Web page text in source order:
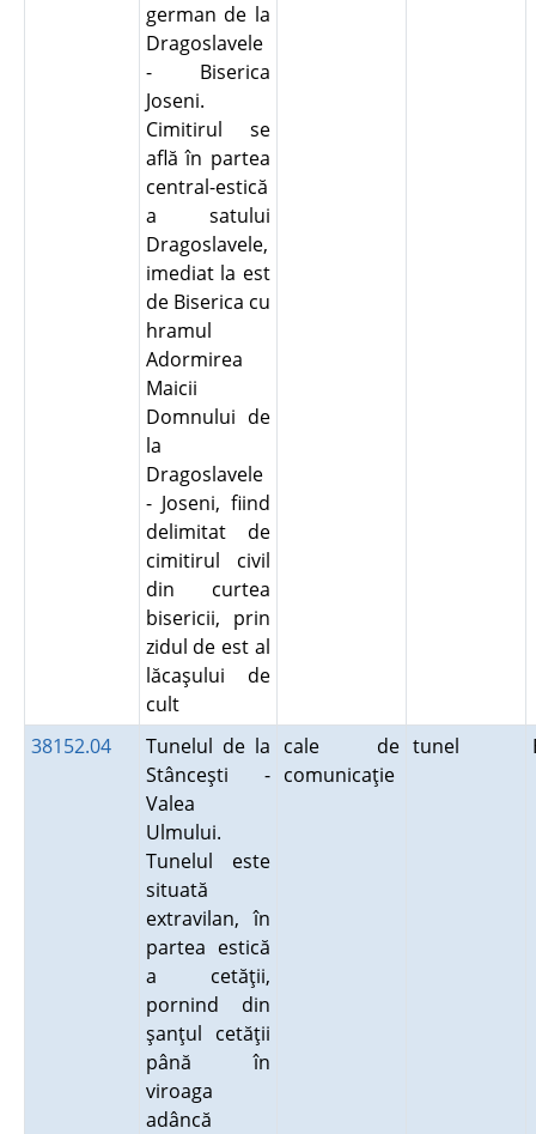
german de la
Dragoslavele
- Biserica
Joseni.
Cimitirul se
află în partea
central-estică
a satului
Dragoslavele,
imediat la est
de Biserica cu
hramul
Adormirea
Maicii
Domnului de
la
Dragoslavele
- Joseni, fiind
delimitat de
cimitirul civil
din curtea
bisericii, prin
zidul de est al
lăcaşului de
cult
38152.04
Tunelul de la
Stânceşti -
Valea
Ulmului.
Tunelul este
situată
extravilan, în
partea estică
a cetăţii,
pornind din
şanţul cetăţii
până în
viroaga
adâncă
cale de
comunicaţie
tunel